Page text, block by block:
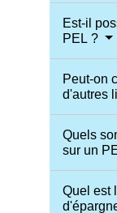
Est-il
PEL ?
Peut-on
d'autres
Quels
sur un
Quel est